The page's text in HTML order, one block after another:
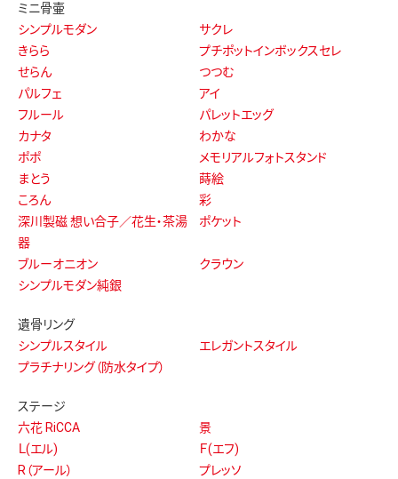
ミニ骨壷
シンプルモダン
サクレ
きらら
プチポットインボックスセレ
せらん
つつむ
パルフェ
アイ
フルール
パレットエッグ
カナタ
わかな
ポポ
メモリアルフォトスタンド
まとう
蒔絵
ころん
彩
深川製磁 想い合子／花生・茶湯
器
ポケット
ブルーオニオン
クラウン
シンプルモダン純銀
遺骨リング
シンプルスタイル
エレガントスタイル
プラチナリング（防水タイプ）
ステージ
六花 RiCCA
景
Ｌ(エル)
Ｆ(エフ)
R（アール）
プレッソ